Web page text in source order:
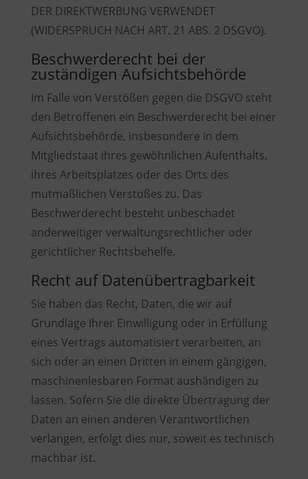
DER DIREKTWERBUNG VERWENDET
(WIDERSPRUCH NACH ART. 21 ABS. 2 DSGVO).
Beschwerde­recht bei der
zuständigen Aufsichts­behörde
Im Falle von Verstößen gegen die DSGVO steht
den Betroffenen ein Beschwerderecht bei einer
Aufsichtsbehörde, insbesondere in dem
Mitgliedstaat ihres gewöhnlichen Aufenthalts,
ihres Arbeitsplatzes oder des Orts des
mutmaßlichen Verstoßes zu. Das
Beschwerderecht besteht unbeschadet
anderweitiger verwaltungsrechtlicher oder
gerichtlicher Rechtsbehelfe.
Recht auf Daten­übertrag­barkeit
Sie haben das Recht, Daten, die wir auf
Grundlage Ihrer Einwilligung oder in Erfüllung
eines Vertrags automatisiert verarbeiten, an
sich oder an einen Dritten in einem gängigen,
maschinenlesbaren Format aushändigen zu
lassen. Sofern Sie die direkte Übertragung der
Daten an einen anderen Verantwortlichen
verlangen, erfolgt dies nur, soweit es technisch
machbar ist.